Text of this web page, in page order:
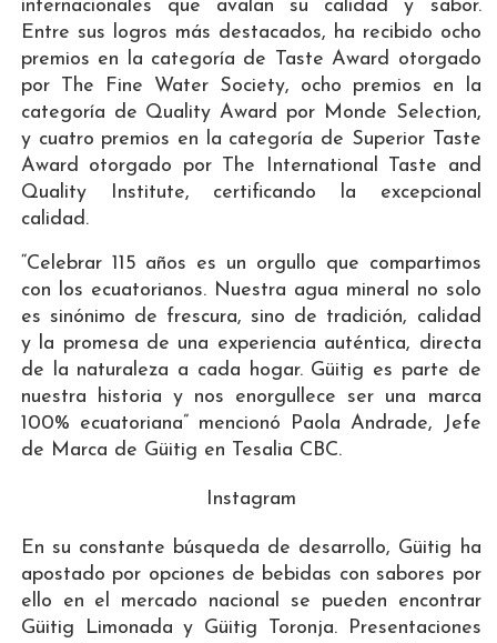
internacionales que avalan su calidad y sabor.
Entre sus logros más destacados, ha recibido ocho
premios en la categoría de Taste Award otorgado
por The Fine Water Society, ocho premios en la
categoría de Quality Award por Monde Selection,
y cuatro premios en la categoría de Superior Taste
Award otorgado por The International Taste and
Quality Institute, certificando la excepcional
calidad.
“Celebrar 115 años es un orgullo que compartimos
con los ecuatorianos. Nuestra agua mineral no solo
es sinónimo de frescura, sino de tradición, calidad
y la promesa de una experiencia auténtica, directa
de la naturaleza a cada hogar. Güitig es parte de
nuestra historia y nos enorgullece ser una marca
100% ecuatoriana” mencionó Paola Andrade, Jefe
de Marca de Güitig en Tesalia CBC.
Instagram
En su constante búsqueda de desarrollo, Güitig ha
apostado por opciones de bebidas con sabores por
ello en el mercado nacional se pueden encontrar
Güitig Limonada y Güitig Toronja. Presentaciones